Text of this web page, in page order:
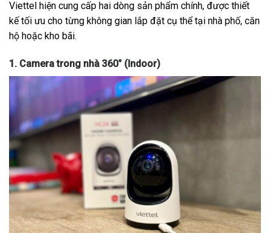
Viettel hiện cung cấp hai dòng sản phẩm chính, được thiết
kế tối ưu cho từng không gian lắp đặt cụ thể tại nhà phố, căn
hộ hoặc kho bãi.
1. Camera trong nhà 360° (Indoor)